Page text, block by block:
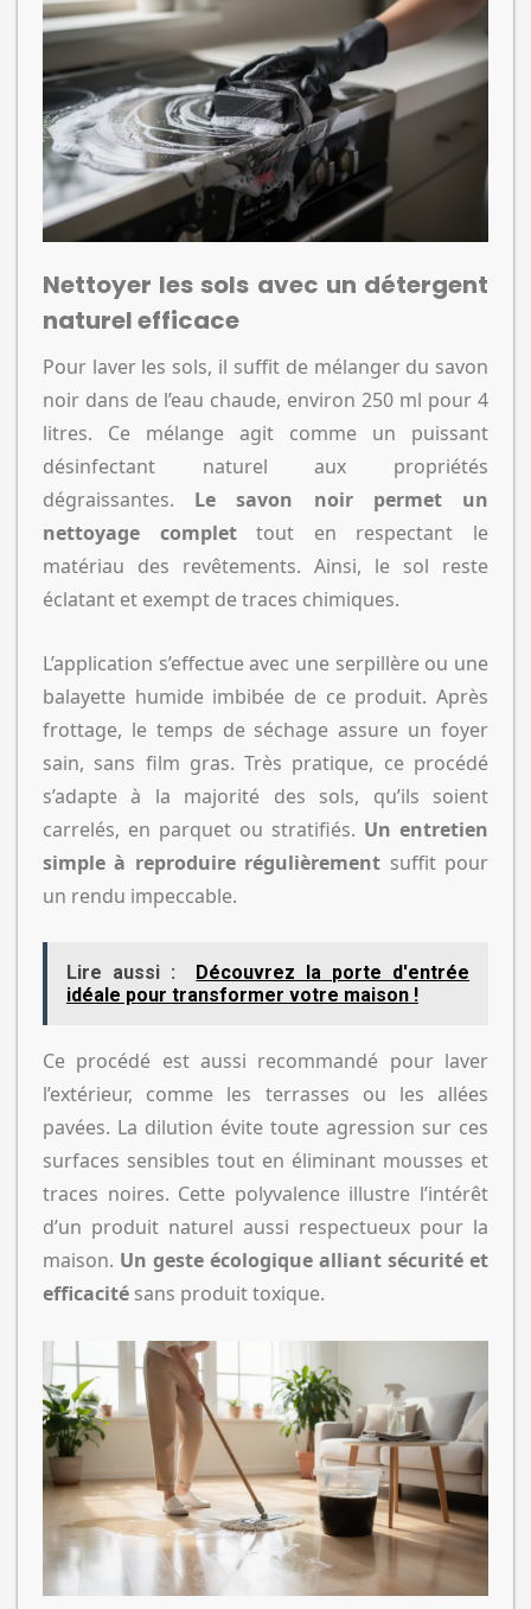
Nettoyer les sols avec un détergent
naturel efficace
Pour laver les sols, il suffit de mélanger du savon
noir dans de l’eau chaude, environ 250 ml pour 4
litres. Ce mélange agit comme un puissant
désinfectant naturel aux propriétés
dégraissantes. Le savon noir permet un
nettoyage complettout en respectant le
matériau des revêtements. Ainsi, le sol reste
éclatant et exempt de traces chimiques.
L’application s’effectue avec une serpillère ou une
balayette humide imbibée de ce produit. Après
frottage, le temps de séchage assure un foyer
sain, sans film gras. Très pratique, ce procédé
s’adapte à la majorité des sols, qu’ils soient
carrelés, en parquet ou stratifiés. Un entretien
simple à reproduire régulièrement suffit pour
un rendu impeccable.
Lire aussi :
Découvrez la porte d'entrée
idéale pour transformer votre maison !
Ce procédé est aussi recommandé pour laver
l’extérieur, comme les terrasses ou les allées
pavées. La dilution évite toute agression sur ces
surfaces sensibles tout en éliminant mousses et
traces noires. Cette polyvalence illustre l’intérêt
d’un produit naturel aussi respectueux pour la
maison. Un geste écologique alliant sécurité et
efficacitésans produit toxique.